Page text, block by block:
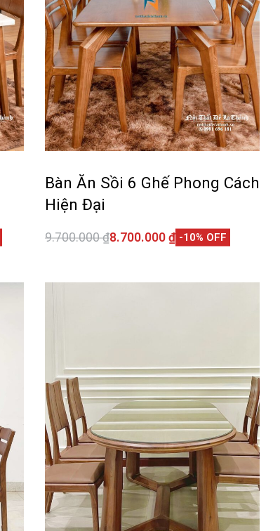
Bàn Ăn Sồi 6 Ghế Phong Cách
Hiện Đại
9.700.000₫8.700.000 ₫ -10% OFF